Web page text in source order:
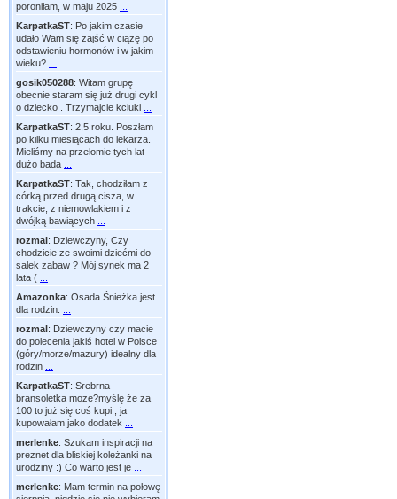
poroniłam, w maju 2025
KarpatkaST: Po jakim czasie
udało Wam się zajść w ciążę po
odstawieniu hormonów i w jakim
wieku?
gosik050288: Witam grupę
obecnie staram się już drugi cykl
o dziecko . Trzymajcie kciuki
KarpatkaST: 2,5 roku. Poszłam
po kilku miesiącach do lekarza.
Mieliśmy na przełomie tych lat
dużo bada
KarpatkaST: Tak, chodziłam z
córką przed drugą cisza, w
trakcie, z niemowlakiem i z
dwójką bawiących
rozmal: Dziewczyny, Czy
chodzicie ze swoimi dziećmi do
salek zabaw ? Mój synek ma 2
lata (
Amazonka: Osada Śnieżka jest
dla rodzin.
rozmal: Dziewczyny czy macie
do polecenia jakiś hotel w Polsce
(góry/morze/mazury) idealny dla
rodzin
KarpatkaST: Srebrna
bransoletka moze?myślę że za
100 to już się coś kupi , ja
kupowałam jako dodatek
merlenke: Szukam inspiracji na
preznet dla bliskiej koleżanki na
urodziny :) Co warto jest je
merlenke: Mam termin na połowę